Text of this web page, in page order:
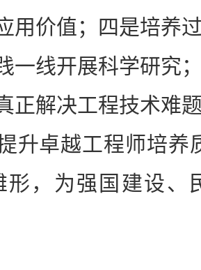
用价值；四是培养
一线开展科学研究
正解决工程技术难
升卓越工程师培养
形，为强国建设、